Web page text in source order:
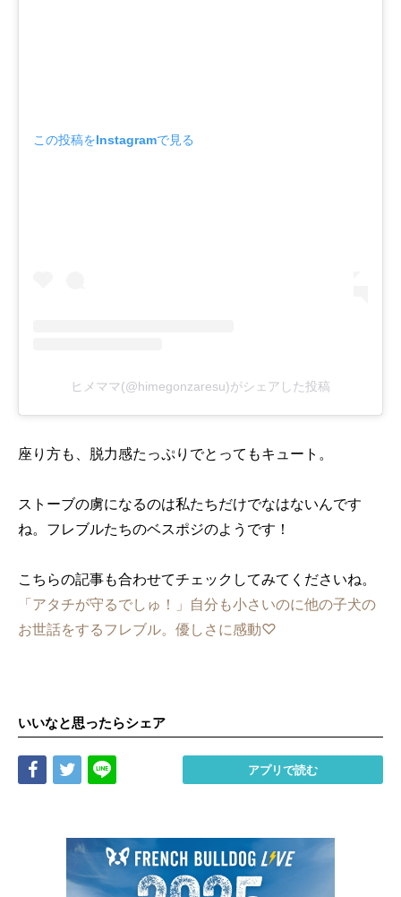
この投稿をInstagramで見る
ヒメママ(@himegonzaresu)がシェアした投稿
座り方も、脱力感たっぷりでとってもキュート。
ストーブの虜になるのは私たちだけでなはないんです
ね。フレブルたちのベスポジのようです！
こちらの記事も合わせてチェックしてみてくださいね。
「アタチが守るでしゅ！」自分も小さいのに他の子犬の
お世話をするフレブル。優しさに感動♡
いいなと思ったらシェア
Share Tweet アプリで読む